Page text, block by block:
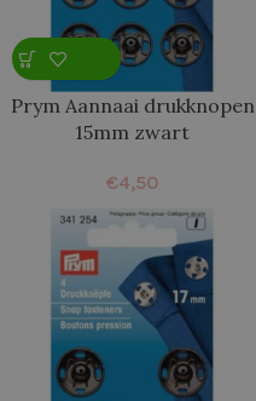
Prym Aannaai drukknopen
15mm zwart
€4,50